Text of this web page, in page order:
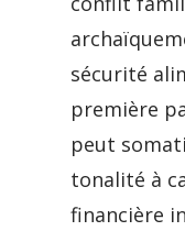
sécurité
première
peut
tonalité à
financière